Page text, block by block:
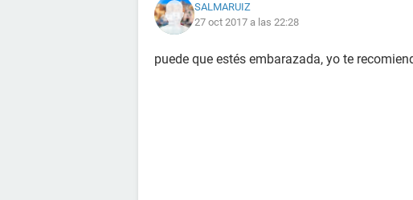
SALMARUIZ
27 oct 2017 a las 22:28
puede que estés embarazada, yo te